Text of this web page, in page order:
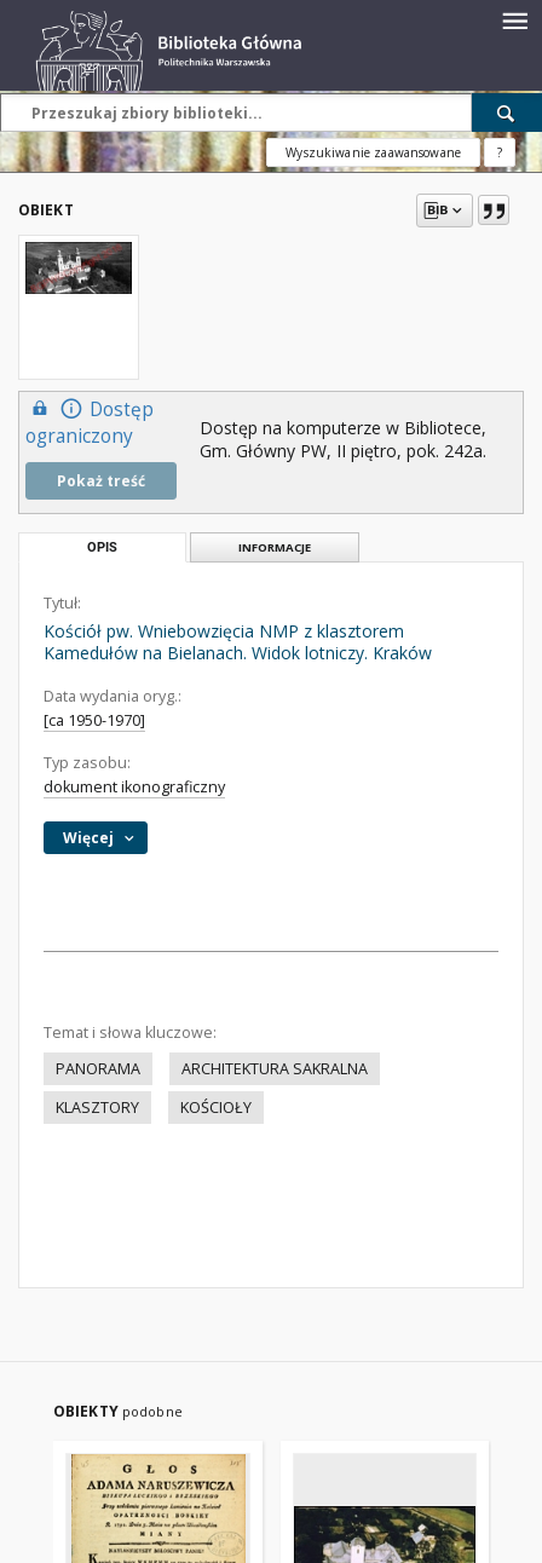
Wyszukiwanie zaawansowane ?
OBIEKT
Dostęp
ograniczony
Pokaż treść
Dostęp na komputerze w Bibliotece,
Gm. Główny PW, II piętro, pok. 242a.
OPIS INFORMACJE
Tytuł:
Kościół pw. Wniebowzięcia NMP z klasztorem
Kamedułów na Bielanach. Widok lotniczy. Kraków
Data wydania oryg.:
[ca 1950-1970]
Typ zasobu:
dokument ikonograficzny
Więcej
Temat i słowa kluczowe:
PANORAMA
ARCHITEKTURA SAKRALNA
KLASZTORY
KOŚCIOŁY
OBIEKTY podobne